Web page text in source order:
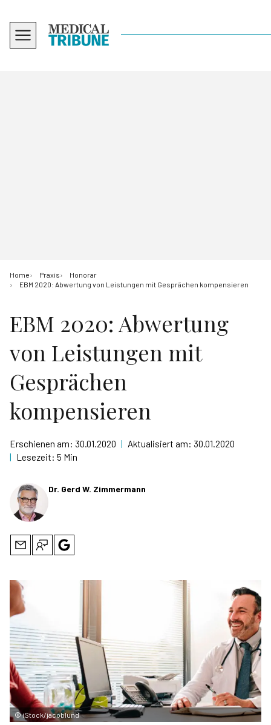
Home Praxis
Honorar
EBM 2020: Abwertung von Leistungen mit Gesprächen kompensieren
EBM 2020: Abwertung
von Leistungen mit
Gesprächen
kompensieren
Erschienen am: 30.01.2020 | Aktualisiert am: 30.01.2020
| Lesezeit: 5 Min
Dr. Gerd W. Zimmermann
©iStock/jacoblund